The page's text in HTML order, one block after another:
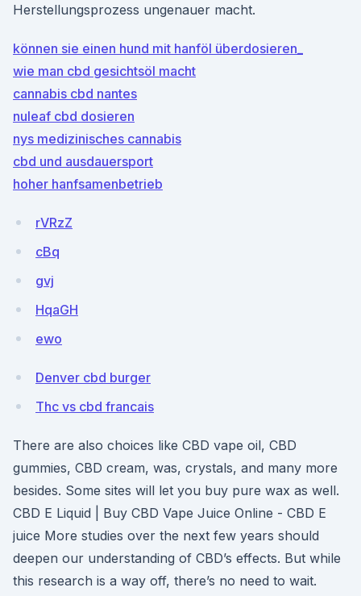
Herstellungsprozess ungenauer macht.
können sie einen hund mit hanföl überdosieren_
wie man cbd gesichtsöl macht
cannabis cbd nantes
nuleaf cbd dosieren
nys medizinisches cannabis
cbd und ausdauersport
hoher hanfsamenbetrieb
rVRzZ
cBq
gvj
HqaGH
ewo
Denver cbd burger
Thc vs cbd francais
There are also choices like CBD vape oil, CBD
gummies, CBD cream, was, crystals, and many more
besides. Some sites will let you buy pure wax as well.
CBD E Liquid | Buy CBD Vape Juice Online - CBD E
juice More studies over the next few years should
deepen our understanding of CBD’s effects. But while
this research is a way off, there’s no need to wait.